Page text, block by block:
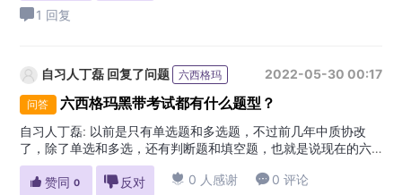
1 回复
自习人丁磊 回复了问题 2022-05-30 00:17
六西格玛
问答 六西格玛黑带考试都有什么题型？
自习人丁磊: 以前是只有单选题和多选题，不过前几年中质协改
了，除了单选和多选，还有判断题和填空题，也就是说现在的六
西格玛黑带考试有4种题型。
 赞同 0  反对  0 人感谢  0 评论